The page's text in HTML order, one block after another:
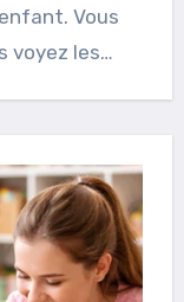
Vous
voyez les…